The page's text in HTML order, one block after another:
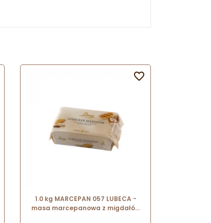
1.0 kg MARCEPAN 057 LUBECA -
masa marcepanowa z migdałów
